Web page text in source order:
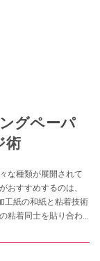
グペーパ
術
な種類が展開されて
おすすめするのは、
工紙の和紙と粘着技術
粘着同士を貼り合わ
のだとか！